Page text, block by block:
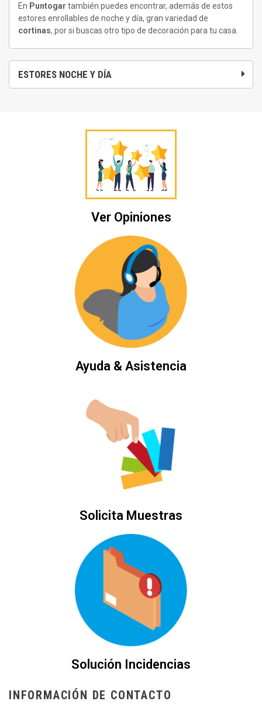
En Puntogar también puedes encontrar, además de estos
estores enrollables de noche y día, gran variedad de
cortinas, por si buscas otro tipo de decoración para tu casa.
ESTORES NOCHE Y DÍA
Ver Opiniones
Ayuda & Asistencia
Solicita Muestras
Solución Incidencias
INFORMACIÓN DE CONTACTO